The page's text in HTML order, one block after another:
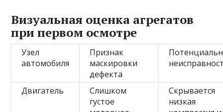
Визуальная оценка агрегатов
при первом осмотре
Узел
автомобиля
Признак
маскировки
дефекта
Двигатель
Слишком
густое
Скрывается
низкая